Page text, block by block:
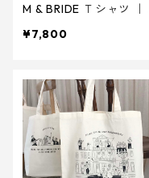
M & BRIDE Ｔシャツ ｜
¥7,800